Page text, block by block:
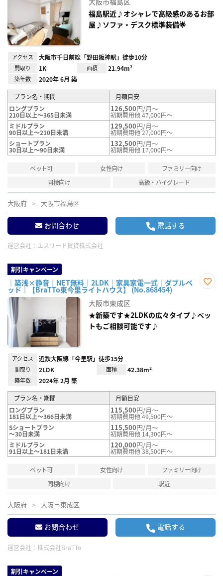
録
福島駅近♪オシャレで高級感のあるお部
屋♪ソファ・デスク標準装備🌟
アクセス 大阪市千日前線「野田阪神駅」徒歩10分
間取り 1K 面積 21.94m²
築年数 2020年 6月 築
プラン名・期間
月額目安
ロングプラン
210日以上～365日未満
126,500円/月～
初期費用他 47,000円～
ミドルプラン
90日以上～210日未満
129,500円/月～
初期費用他 27,000円～
ショートプラン
30日以上～90日未満
132,500円/月～
初期費用他 17,000円～
ペット可 女性向け
ファミリー向け
同棲向け
高級・ハイグレード
大阪府 大阪市福島区
お問合わせ 電話する
運営会社： エスリード賃貸株式会社
割引キャンペーン
｜築浅×静音｜NET無料｜2LDK｜家具家電一式｜ダブルベ
ッド｜【BraTTo東今里ライトハウス】 (No.868454)
録
大阪市東成区
★新築です★2LDKの広々タイプ♪ペッ
トもご相談可能です♪
アクセス 近鉄大阪線「今里駅」徒歩15分
間取り 2LDK 面積 42.38m²
築年数 2024年 2月 築
プラン名・期間
月額目安
ロングプラン
181日以上～366日未満
115,500円/月～
初期費用他 49,500円～
Sショートプラン
～30日未満
115,500円/月～
初期費用他 14,300円～
ミドルプラン
91日以上～181日未満
120,000円/月～
初期費用他 38,500円～
ペット可 女性向け
ファミリー向け
同棲向け
駅近
大阪府 大阪市東成区
お問合わせ 電話する
運営会社： 株式会社BraTTo
割引キャンペーン